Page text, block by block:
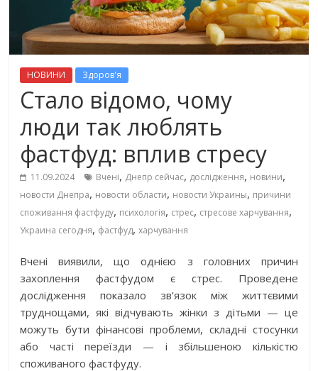
НОВИНИ Здоров'я
Стало відомо, чому
люди так люблять
фастфуд: вплив стресу
11.09.2024 Вчені, Днепр сейчас, дослідження, новини,
новости Днепра, новости области, новости Украины, причини
споживання фастфуду, психологія, стрес, стресове харчування,
Украина сегодня, фастфуд,харчування
Вчені виявили, що однією з головних причин
захоплення фастфудом є стрес. Проведене
дослідження показало зв’язок між життєвими
труднощами, які відчувають жінки з дітьми — це
можуть бути фінансові проблеми, складні стосунки
або часті переїзди — і збільшеною кількістю
споживаного фастфуду.